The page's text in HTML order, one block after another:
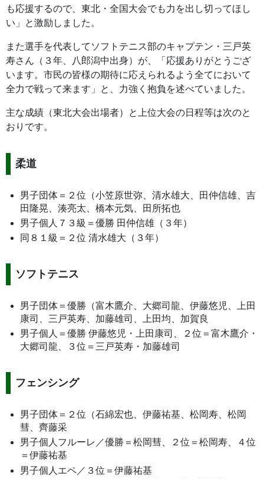
も応援するので、東北・全国大会でも力を出し切ってほし
い」と激励しました。
また選手を代表してソフトテニス部のキャプテン・三戸英
寿さん（３年、八郎潟中出身）が、「応援ありがとうござ
います。市民の皆様の期待に応えられるよう全てにおいて
全力で戦って来ます」と、力強く抱負を述べていました。
主な成績（東北大会出場者）と上位大会の日程等は次のと
おりです。
柔道
男子団体＝２位（小笠原世弥、清水雄大、田仲信雄、吉
田隆晃、湊亮太、橋本元気、田所拓也
男子個人７３級＝優勝 田仲信雄（３年）
同８１級＝２位 清水雄大（３年）
ソフトテニス
男子団体＝優勝（富木鷹介、大郷司龍、伊藤悠児、上田
康司、三戸英寿、加藤雄司、上田均、加賀良
男子個人＝優勝 伊藤悠児・上田康司、２位＝富木鷹介・
大郷司龍、３位＝三戸英寿・加藤雄司
フェンシング
男子団体＝２位（石綿宏也、伊藤祐基、松岡寿、松岡
彗、齊藤采
男子個人フルーレ／優勝＝松岡彗、２位＝松岡寿、４位
＝伊藤祐基
男子個人エペ／３位＝伊藤祐基